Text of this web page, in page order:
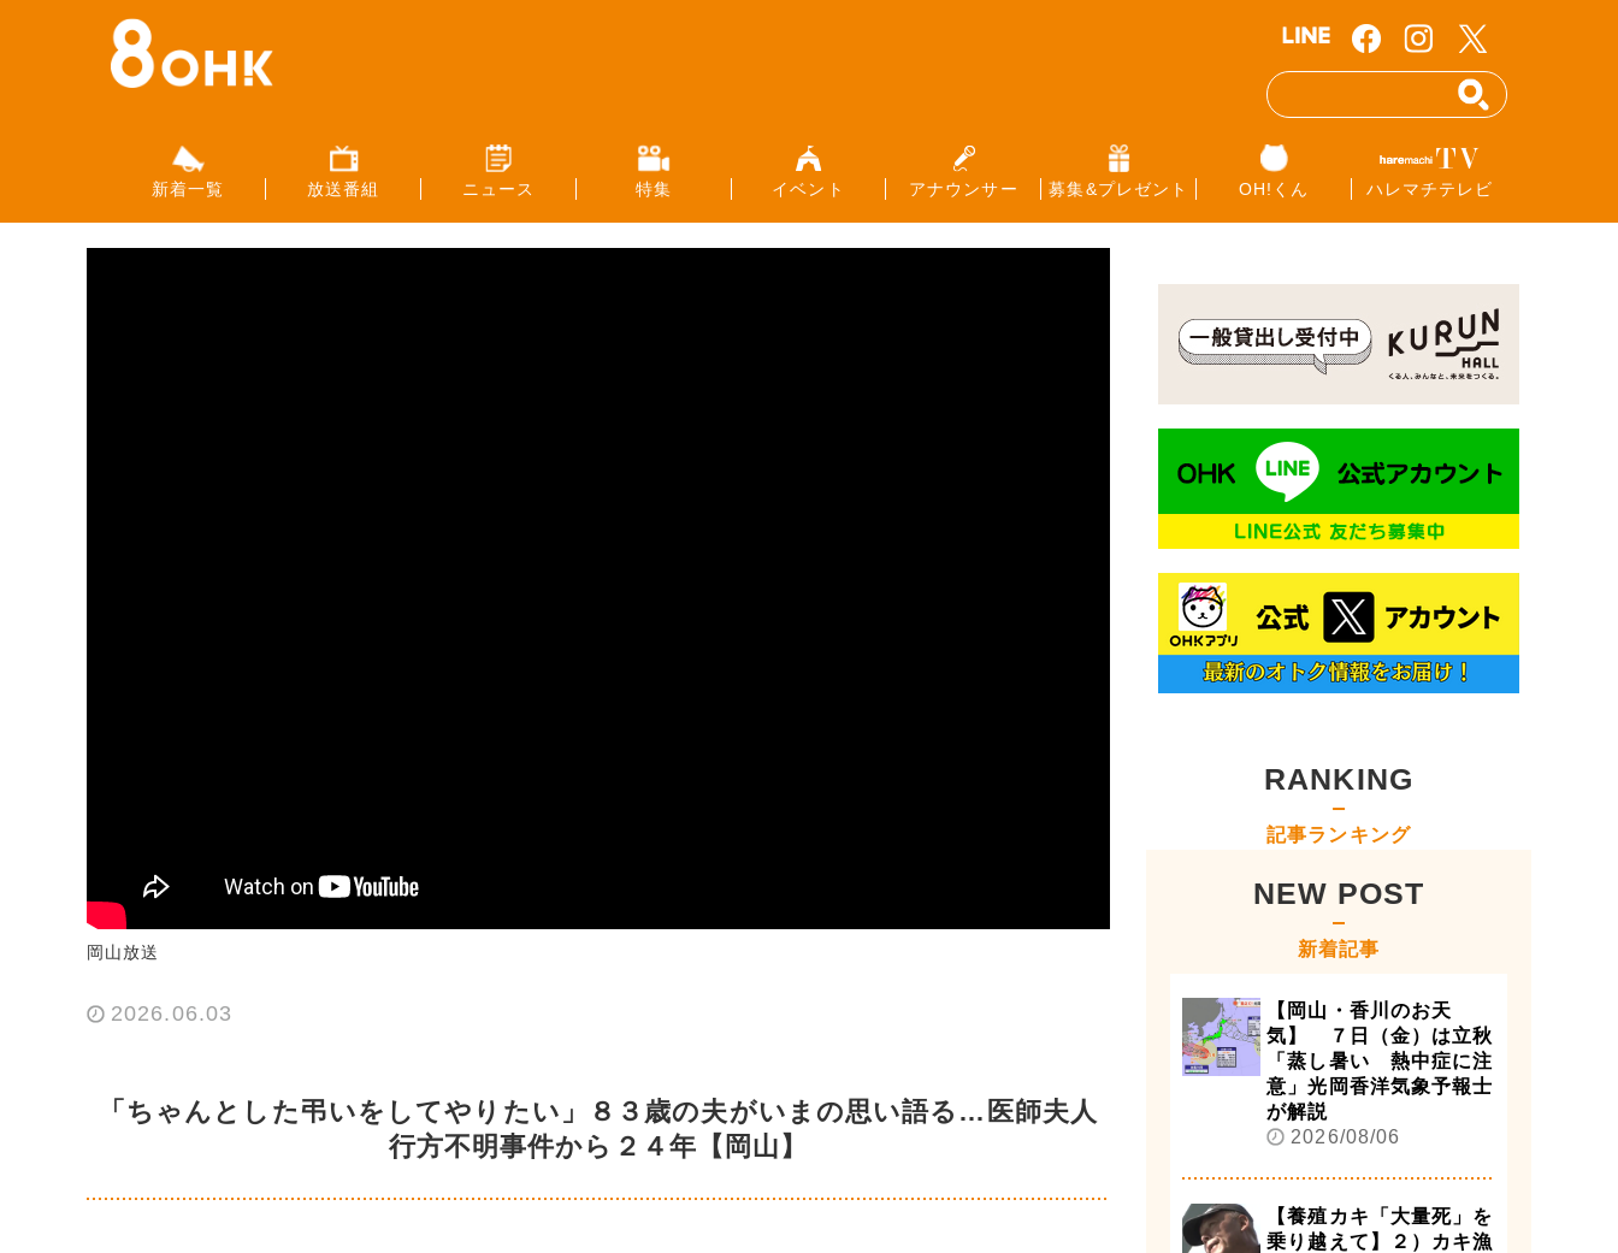
新着一覧 放送番組 ニュース 特集 イベント アナウンサー 募集&プレゼント OH!くん ハレマチテレビ
岡山放送
2026.06.03
「ちゃんとした弔いをしてやりたい」８３歳の夫がいまの思い語る…医師夫人
行方不明事件から２４年【岡山】
RANKING
記事ランキング
NEW POST
新着記事
【岡山・香川のお天
気】 ７日（金）は立秋
「蒸し暑い 熱中症に注
意」光岡香洋気象予報士
が解説
2026/08/06
【養殖カキ「大量死」を
乗り越えて】２）カキ漁